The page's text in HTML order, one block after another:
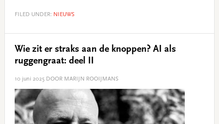
FILED UNDER: NIEUWS
Wie zit er straks aan de knoppen? AI als
ruggengraat: deel II
10 juni 2025DOOR MARIJN ROOIJMANS